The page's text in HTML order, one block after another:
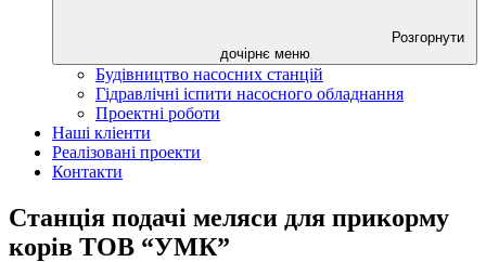
Розгорнути
дочірнє меню
Будівництво насосних станцій
Гідравлічні іспити насосного обладнання
Проектні роботи
Наші кліенти
Реалізовані проекти
Контакти
Станція подачі меляси для прикорму
корів ТОВ “УМК”